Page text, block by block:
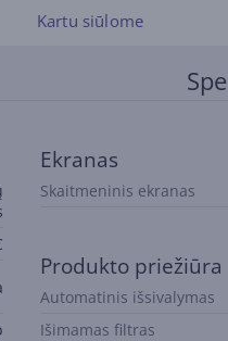
Kartu siūlome
Ekranas
Skaitmeninis ekranas
Produkto priežiūra
Automatinis išsivalymas
Išimamas filtras